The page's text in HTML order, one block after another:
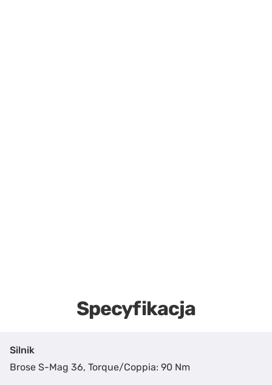
Specyfikacja
Silnik
Brose S-Mag 36, Torque/Coppia: 90 Nm